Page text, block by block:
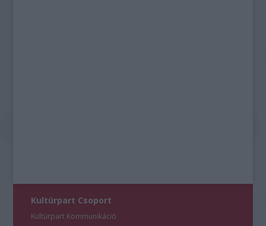
Kultúrpart Csoport
Kultúrpart Kommunikáció